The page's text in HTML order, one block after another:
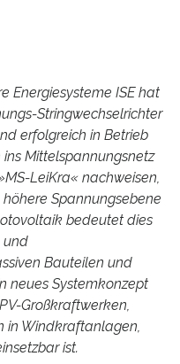
Energiesysteme ISE hat
Stringwechselrichter
erfolgreich in Betrieb
Mittelspannungsnetz
LeiKra« nachweisen,
Spannungsebene
bedeutet dies
und
Bauteilen und
neues Systemkonzept
Großkraftwerken,
in Windkraftanlagen,
ist.